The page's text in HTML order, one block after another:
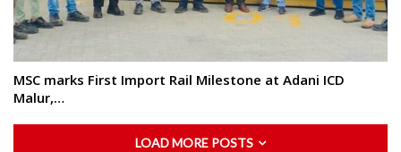
MSC marks First Import Rail Milestone at Adani ICD
Malur,…
LOAD MORE POSTS